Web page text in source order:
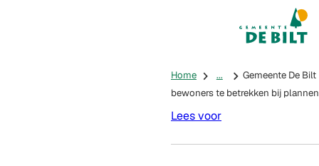
Mijn De Bilt
(Verwijst
Home ...
Gemeente De
bewoners te betrekken bij plannen
Lees voor